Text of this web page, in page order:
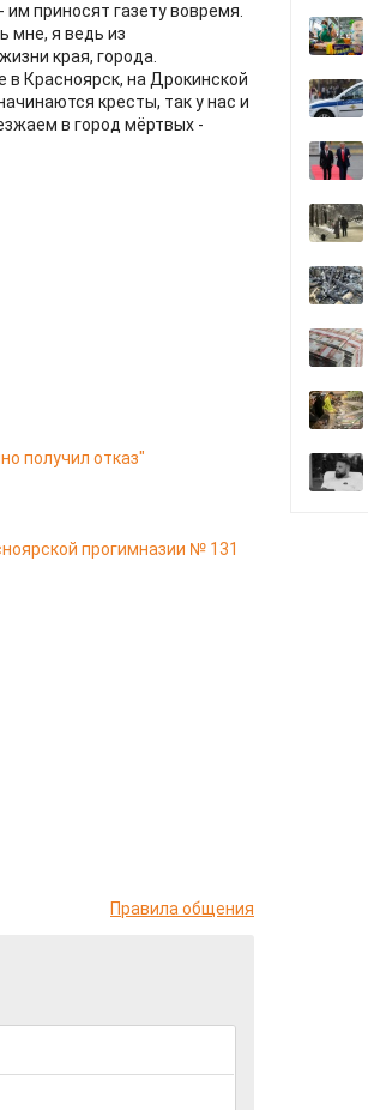
приносят газету вовремя.
мне, я ведь из
края, города.
в Красноярск, на Дрокинской
кресты, так у нас и
в город мёртвых -
получил отказ"
прогимназии № 131
Правила общения